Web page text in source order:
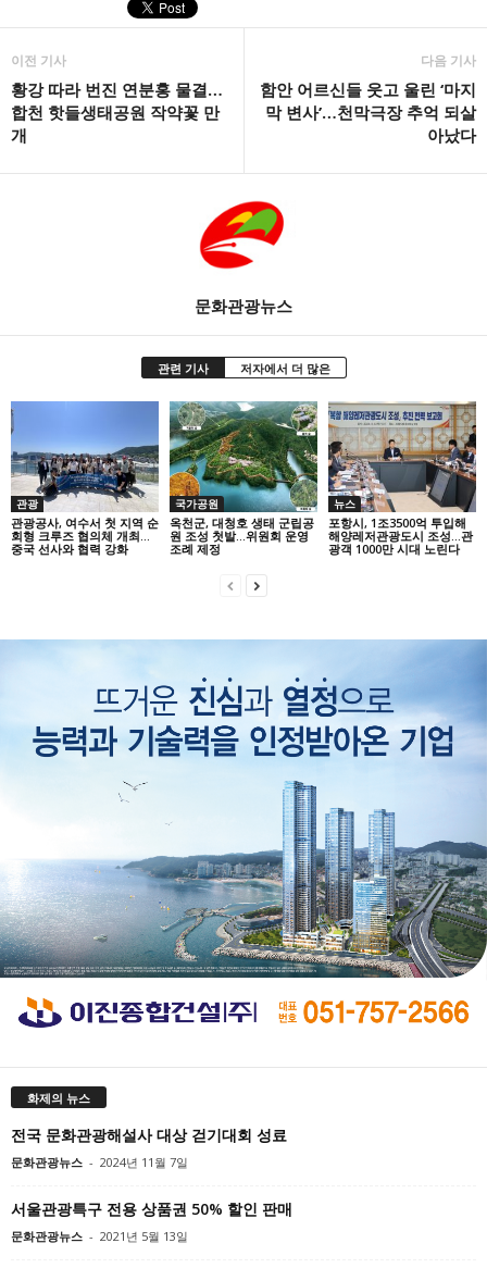
이전 기사
황강 따라 번진 연분홍 물결…
합천 핫들생태공원 작약꽃 만
개
다음 기사
함안 어르신들 웃고 울린 ‘마지
막 변사’…천막극장 추억 되살
아났다
문화관광뉴스
관련 기사 저자에서 더 많은
관광
관광공사, 여수서 첫 지역 순
회형 크루즈 협의체 개최…
중국 선사와 협력 강화
국가공원
옥천군, 대청호 생태 군립공
원 조성 첫발…위원회 운영
조례 제정
뉴스
포항시, 1조3500억 투입해
해양레저관광도시 조성…관
광객 1000만 시대 노린다
화제의 뉴스
전국 문화관광해설사 대상 걷기대회 성료
문화관광뉴스 - 2024년 11월 7일
서울관광특구 전용 상품권 50% 할인 판매
문화관광뉴스 - 2021년 5월 13일